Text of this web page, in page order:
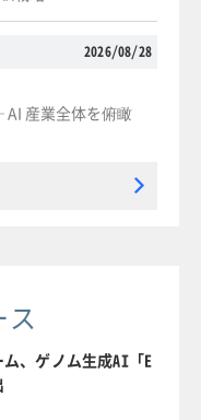
2026/08/28
産業全体を俯瞰
ス
、ゲノム生成AI「E